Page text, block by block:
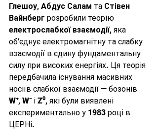
Глешоу, Абдус Салам та Стівен
Вайнберг розробили теорію
електрослабкої взаємодії, яка
об'єднує електромагнітну та слабку
взаємодії в єдину фундаментальну
силу при високих енергіях. Ця теорія
передбачила існування масивних
носіїв слабкої взаємодії — бозонів
W⁺, W⁻ і Z⁰, які були виявлені
експериментально у 1983 році в
ЦЕРНі.